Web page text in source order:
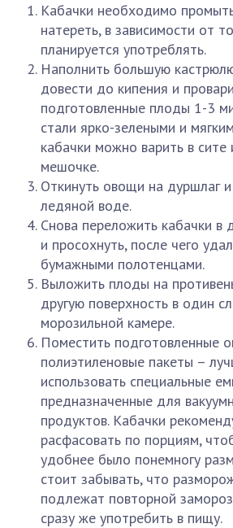
Кабачки необходимо
натереть, в зависимости от
планируется употреблять.
Наполнить большую
довести до кипения и
подготовленные плоды 1-3
стали ярко-зелеными и
кабачки можно варить в сите
мешочке.
Откинуть овощи на дуршлаг
ледяной воде.
Снова переложить кабачки в
и просохнуть, после чего
бумажными полотенцами.
Выложить плоды на
другую поверхность в один
морозильной камере.
Поместить подготовленные
полиэтиленовые пакеты –
использовать специальные
предназначенные для
продуктов. Кабачки
расфасовать по порциям,
удобнее было понемногу
стоит забывать, что
подлежат повторной
сразу же употребить в пищу.